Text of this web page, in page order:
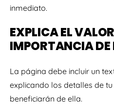
inmediato.
EXPLICA EL
IMPORTANCIA DE
La página debe incluir un
explicando los detalles de
beneficiarán de ella.